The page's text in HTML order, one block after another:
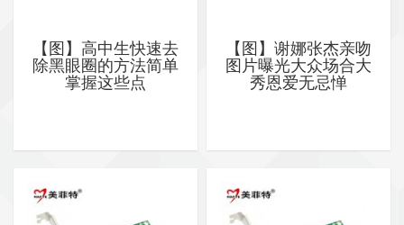
【图】高中生快速去
除黑眼圈的方法简单
掌握这些点
【图】谢娜张杰亲吻
图片曝光大众场合大
秀恩爱无忌惮